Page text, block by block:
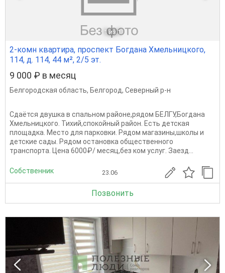
1 из 1
2-комн квартира, проспект Богдана Хмельницкого,
114, д. 114, 44 м², 2/5 эт.
9 000 ₽ в месяц
Белгородская область, Белгород, Северный р-н
Сдаётся двушка в спальном районе,рядом БЕЛГУ,Богдана
Хмельницкого. Тихий,спокойный район. Есть детская
площадка. Место для парковки. Рядом магазины,школы и
детские сады. Рядом остановка общественного
транспорта. Цена 6000₽/ месяц,без ком услуг. Заезд...
Собственник 23.06
Позвонить